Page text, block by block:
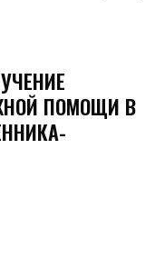
ПОМОЩИ В